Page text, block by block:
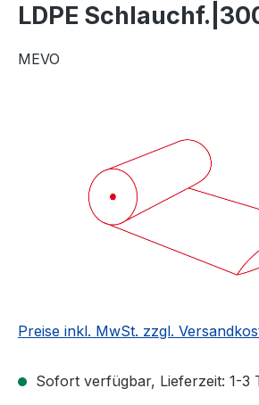
LDPE
MEVO
Preise inkl. MwSt. zzgl.
Sofort verfügbar, Lieferzeit: 1-3